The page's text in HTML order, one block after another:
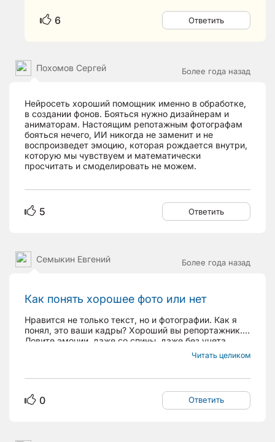
6 Ответить
Более года назад
Похомов Сергей
Нейросеть хороший помощник именно в обработке,
в создании фонов. Бояться нужно дизайнерам и
аниматорам. Настоящим репотажным фотографам
бояться нечего, ИИ никогда не заменит и не
воспроизведет эмоцию, которая рождается внутри,
которую мы чувствуем и математически
просчитать и смоделировать не можем.
5 Ответить
Более года назад
Семыкин Евгений
Как понять хорошее фото или нет
Нравится не только текст, но и фотографии. Как я
понял, это ваши кадры? Хороший вы репортажник.
Ловите эмоции, даже со спины, даже без учета
головы )) А это мастерство. Однако, это уровень ))
Да, в нашем мире, каждый хочет самовыразиться.
Читать целиком
0 Ответить